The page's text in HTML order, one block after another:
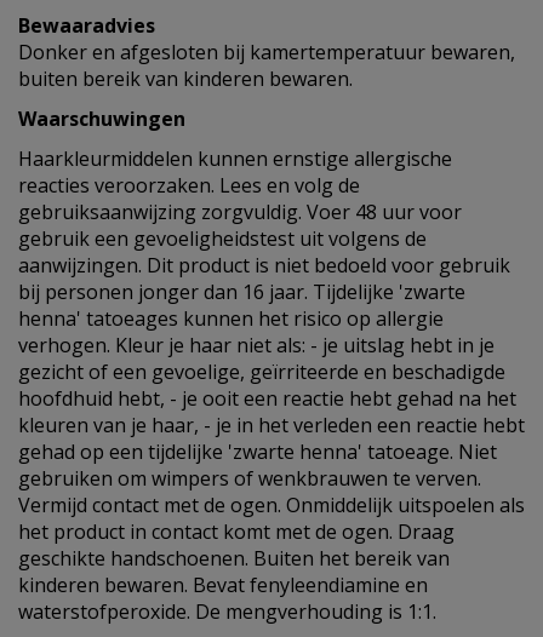
Bewaaradvies
Donker en afgesloten bij kamertemperatuur bewaren,
buiten bereik van kinderen bewaren.
Waarschuwingen
Haarkleurmiddelen kunnen ernstige allergische
reacties veroorzaken. Lees en volg de
gebruiksaanwijzing zorgvuldig. Voer 48 uur voor
gebruik een gevoeligheidstest uit volgens de
aanwijzingen. Dit product is niet bedoeld voor gebruik
bij personen jonger dan 16 jaar. Tijdelijke 'zwarte
henna' tatoeages kunnen het risico op allergie
verhogen. Kleur je haar niet als: - je uitslag hebt in je
gezicht of een gevoelige, geïrriteerde en beschadigde
hoofdhuid hebt, - je ooit een reactie hebt gehad na het
kleuren van je haar, - je in het verleden een reactie hebt
gehad op een tijdelijke 'zwarte henna' tatoeage. Niet
gebruiken om wimpers of wenkbrauwen te verven.
Vermijd contact met de ogen. Onmiddelijk uitspoelen als
het product in contact komt met de ogen. Draag
geschikte handschoenen. Buiten het bereik van
kinderen bewaren. Bevat fenyleendiamine en
waterstofperoxide. De mengverhouding is 1:1.